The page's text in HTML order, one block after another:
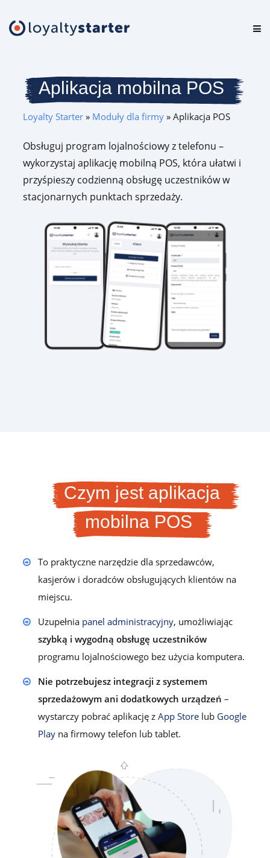
Oferta
Zasoby
Logowanie
Umów prezentację
Aplikacja mobilna POS
Loyalty Starter» Moduły dla firmy» Aplikacja POS
Obsługuj program lojalnościowy z telefonu –
wykorzystaj aplikację mobilną POS, która ułatwi i
przyśpieszy codzienną obsługę uczestników w
stacjonarnych punktach sprzedaży.
Czym jest aplikacja
mobilna POS
To praktyczne narzędzie dla sprzedawców,
kasjerów i doradców obsługujących klientów na
miejscu.
Uzupełnia panel administracyjny, umożliwiając
szybką i wygodną obsługę uczestników
programu lojalnościowego bez użycia komputera.
Nie potrzebujesz integracji z systemem
sprzedażowym ani dodatkowych urządzeń –
wystarczy pobrać aplikację z App Storelub Google
Playna firmowy telefon lub tablet.